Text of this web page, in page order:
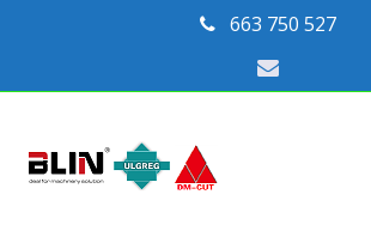
663 750 527
Email